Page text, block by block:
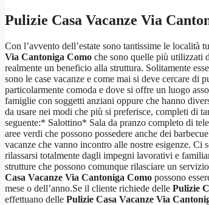
Pulizie Casa Vacanze Via
Con l’avvento dell’estate sono tantissime le
Via Cantoniga Como che sono quelle più utilizzati
realmente un beneficio alla struttura. Solitamente
sono le case vacanze e come mai si deve cercare di
particolarmente comoda e dove si offre un luogo
famiglie con soggetti anziani oppure che hanno
da usare nei modi che più si preferisce, completi di
seguente:* Salottino* Sala da pranzo completo di
aree verdi che possono possedere anche dei
vacanze che vanno incontro alle nostre esigenze. Ci
rilassarsi totalmente dagli impegni lavorativi e
strutture che possono comunque rilasciare un
Casa Vacanze Via Cantoniga Como possono
mese o dell’anno.Se il cliente richiede delle Pulizie
effettuano delle Pulizie Casa Vacanze Via